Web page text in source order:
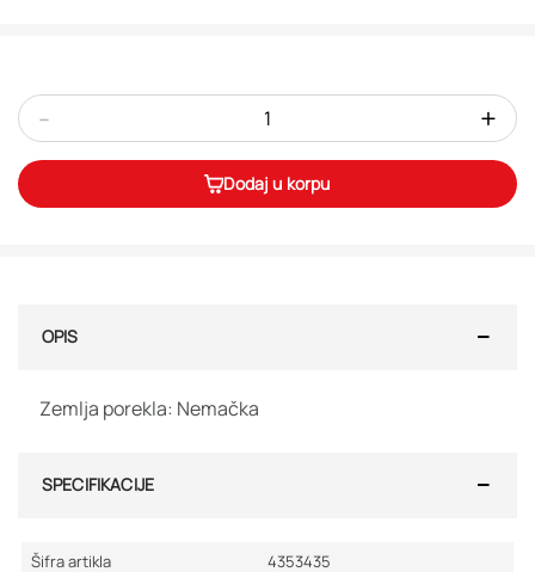
- +
Dodaj u korpu
OPIS
Zemlja porekla: Nemačka
SPECIFIKACIJE
Šifra artikla
4353435